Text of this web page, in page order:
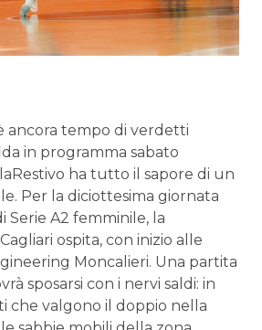
ancora tempo di verdetti
in programma sabato
ha tutto il sapore di un
Per la diciottesima giornata
Serie A2 femminile, la
ospita, con inizio alle
Moncalieri. Una partita
sposarsi con i nervi saldi: in
che valgono il doppio nella